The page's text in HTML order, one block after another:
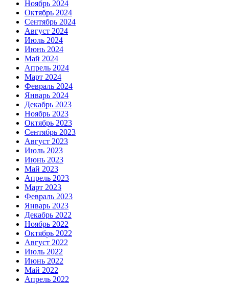
Ноябрь 2024
Октябрь 2024
Сентябрь 2024
Август 2024
Июль 2024
Июнь 2024
Май 2024
Апрель 2024
Март 2024
Февраль 2024
Январь 2024
Декабрь 2023
Ноябрь 2023
Октябрь 2023
Сентябрь 2023
Август 2023
Июль 2023
Июнь 2023
Май 2023
Апрель 2023
Март 2023
Февраль 2023
Январь 2023
Декабрь 2022
Ноябрь 2022
Октябрь 2022
Август 2022
Июль 2022
Июнь 2022
Май 2022
Апрель 2022